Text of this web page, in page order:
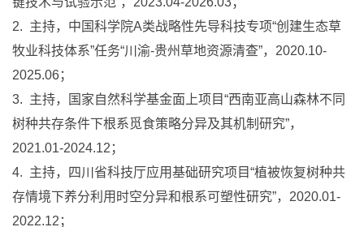
2. 主持，中国科学院A类战略性先导科技专项“创建生态草
牧业科技体系”任务“川渝-贵州草地资源清查”，2020.10-
3. 主持，国家自然科学基金面上项目“西南亚高山森林不同
树种共存条件下根系觅食策略分异及其机制研究”，
4. 主持，四川省科技厅应用基础研究项目“植被恢复树种共
存情境下养分利用时空分异和根系可塑性研究”，2020.01-